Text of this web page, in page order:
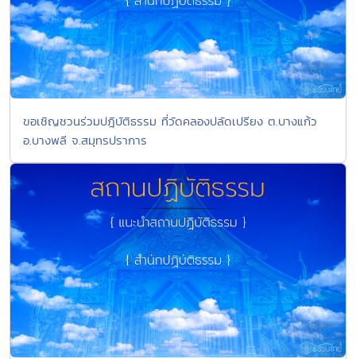
ขอเชิญชวนร่วมปฎิบัติธรรม ที่วัดคลองปลัดเปรียง ต.บางแก้ว
อ.บางพลี จ.สมุทรปราการ